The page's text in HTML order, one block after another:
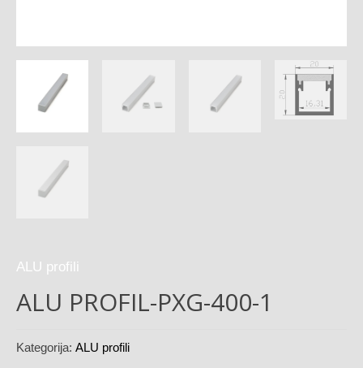
ALU profili
ALU PROFIL-PXG-400-1
Kategorija: ALU profili